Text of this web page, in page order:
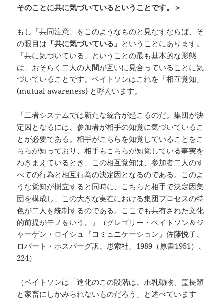
そのことに共に気づいているということです。＞
もし「共同注意」をこのようなものと見なすならば、そ
の眼目は 「共に気づいている」 ということにあります。
「共に気づいている」ということの最も基本的な形態
は、おそらく二人の人間が互いに見合っていることに気
づいていることです。ベイトソンはこれを「相互覚知」
(mutual awareness) と呼んいます。
「二者システムでは新たな統合が起こるのだ。集団が決
定因となるには、参加者が相手の知覚に気づいているこ
とが必要である。相手がこちらを知覚していることをこ
ちらが知っており、相手もこちらが知覚している事実を
わきまえているとき、この相互覚知は、参加者二人のす
べての行為と相互行為の決定因となるのである。このよ
うな覚知が樹立すると同時に、こちらと相手で決定因集
団を構成し、この大きな実在における集団プロセスの特
色が二人を統制するのである。ここでも共有された文化
的前提がモノをいう。」（グレゴリー・ベイトソン＆ジ
ャーゲン・ロイシュ『コミュニケーション』佐藤悦子、
ロバート・ホスバーグ訳、思索社、1989（原書1951）、
224）
（ベイトソンは「進化のこの段階は、ホ乳動物、霊長類
と家畜にしかみられないものだろう」と述べています